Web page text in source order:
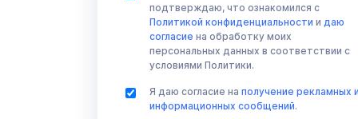
подтверждаю, что ознакомился с
Политикой конфиденциальности и даю
согласие на обработку моих
персональных данных в соответствии с
условиями Политики.
Я даю согласие на получение рекламных
информационных сообщений.